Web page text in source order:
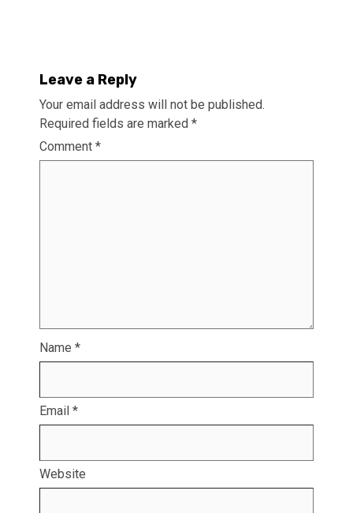
Leave a Reply
Your email address will not be published.
Required fields are marked *
Comment *
Name *
Email *
Website